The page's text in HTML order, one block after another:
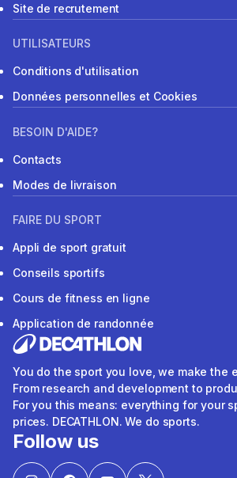
Site de recrutement
UTILISATEURS
Conditions d'utilisation
Données personnelles et Cookies
BESOIN D'AIDE?
Contacts
Modes de livraison
FAIRE DU SPORT
Appli de sport gratuit
Conseils sportifs
Cours de fitness en ligne
Application de randonnée
You do the sport you love, we make the
From research and development to
For you this means: everything for your
prices. DECATHLON. We do sports.
Follow us